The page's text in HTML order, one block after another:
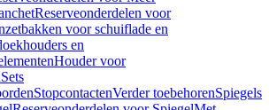
Reserveonderdelen voor
voor schuiflade en
en
Houder voor
Sets
StopcontactenVerder toebehorenSpiegels